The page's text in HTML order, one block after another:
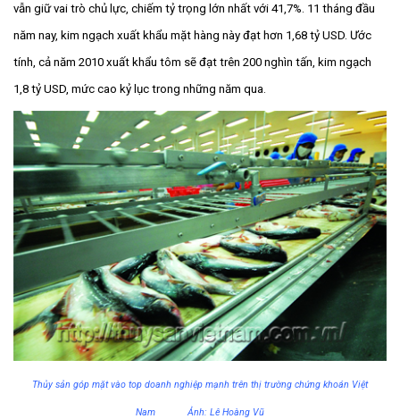
vẫn giữ vai trò chủ lực, chiếm tỷ trọng lớn nhất với 41,7%. 11 tháng đầu
năm nay, kim ngạch xuất khẩu mặt hàng này đạt hơn 1,68 tỷ USD. Ước
tính, cả năm 2010 xuất khẩu tôm sẽ đạt trên 200 nghìn tấn, kim ngạch
1,8 tỷ USD, mức cao kỷ lục trong những năm qua.
Thủy sản góp mặt vào top doanh nghiệp mạnh trên thị trường chứng khoán Việt
Nam Ảnh: Lê Hoàng Vũ